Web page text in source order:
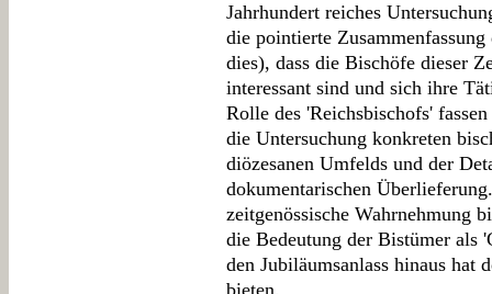
Jahrhundert reiches
die pointierte
dies), dass die Bischöfe dieser
interessant sind und sich ihre
Rolle des 'Reichsbischofs'
die Untersuchung konkreten
diözesanen Umfelds und der
dokumentarischen
zeitgenössische Wahrnehmung
die Bedeutung der Bistümer als
den Jubiläumsanlass hinaus hat
bieten.